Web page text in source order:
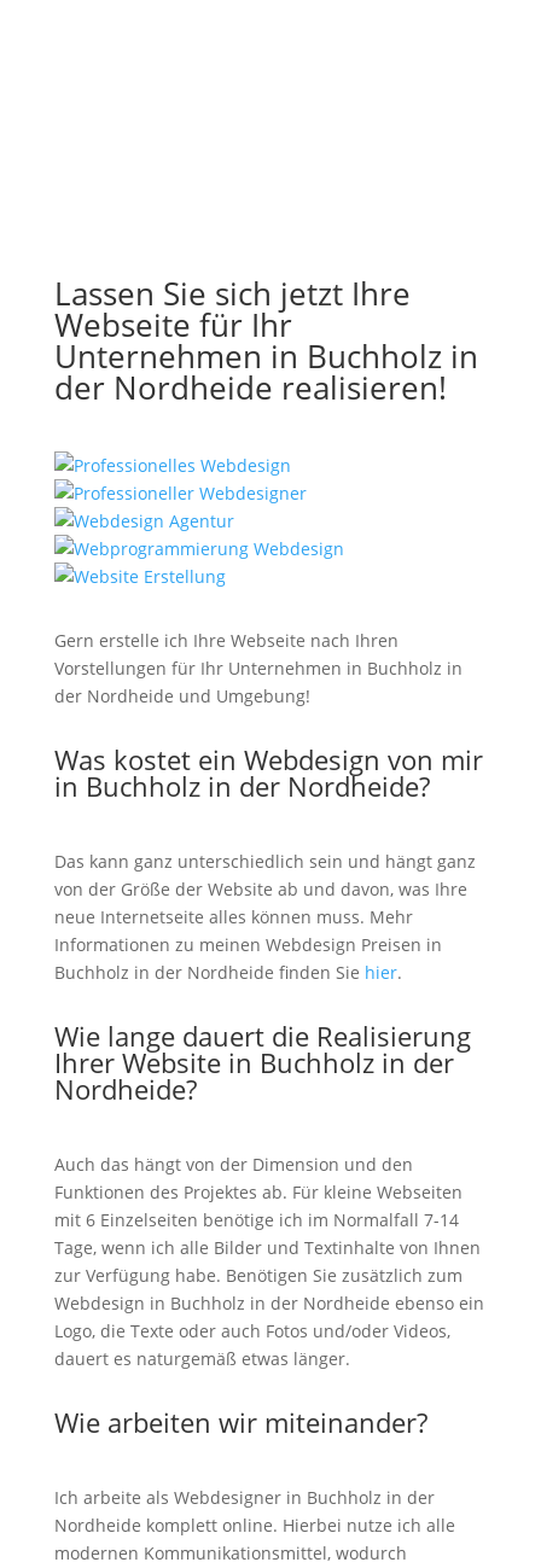
Lassen Sie sich jetzt Ihre
Webseite für Ihr
Unternehmen in Buchholz in
der Nordheide realisieren!
Gern erstelle ich Ihre Webseite nach Ihren
Vorstellungen für Ihr Unternehmen in Buchholz in
der Nordheide und Umgebung!
Was kostet ein Webdesign von mir
in Buchholz in der Nordheide?
Das kann ganz unterschiedlich sein und hängt ganz
von der Größe der Website ab und davon, was Ihre
neue Internetseite alles können muss. Mehr
Informationen zu meinen Webdesign Preisen in
Buchholz in der Nordheide finden Sie hier.
Wie lange dauert die Realisierung
Ihrer Website in Buchholz in der
Nordheide?
Auch das hängt von der Dimension und den
Funktionen des Projektes ab. Für kleine Webseiten
mit 6 Einzelseiten benötige ich im Normalfall 7-14
Tage, wenn ich alle Bilder und Textinhalte von Ihnen
zur Verfügung habe. Benötigen Sie zusätzlich zum
Webdesign in Buchholz in der Nordheide ebenso ein
Logo, die Texte oder auch Fotos und/oder Videos,
dauert es naturgemäß etwas länger.
Wie arbeiten wir miteinander?
Ich arbeite als Webdesigner in Buchholz in der
Nordheide komplett online. Hierbei nutze ich alle
modernen Kommunikationsmittel, wodurch